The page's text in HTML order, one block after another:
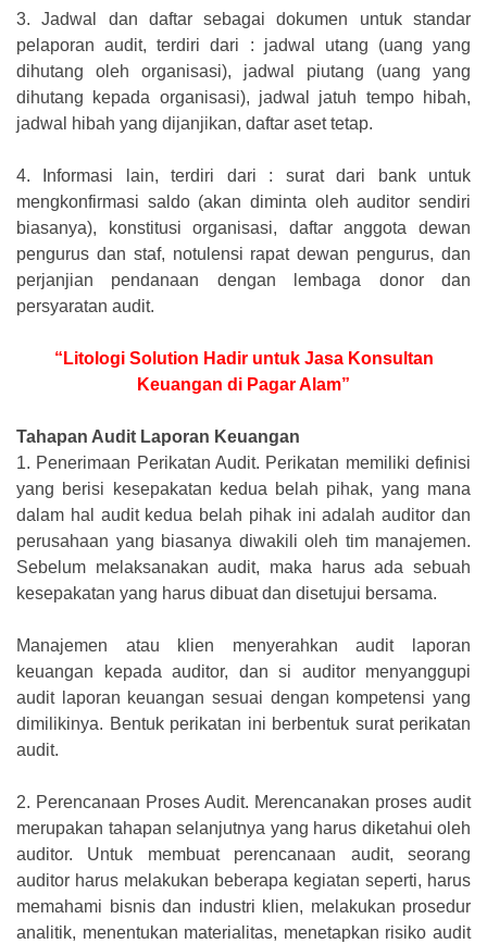
3.
Jadwal dan daftar sebagai dokumen untuk standar
pelaporan audit, terdiri dari : jadwal utang (uang yang
dihutang oleh organisasi), jadwal piutang (uang yang
dihutang kepada organisasi), jadwal jatuh tempo hibah,
jadwal hibah yang dijanjikan, daftar aset tetap.
4.
Informasi lain, terdiri dari : surat dari bank untuk
mengkonfirmasi saldo (akan diminta oleh auditor sendiri
biasanya), konstitusi organisasi, daftar anggota dewan
pengurus dan staf, notulensi rapat dewan pengurus, dan
perjanjian pendanaan dengan lembaga donor dan
persyaratan audit.
“Litologi Solution Hadir untuk Jasa Konsultan
Keuangan di Pagar Alam”
Tahapan Audit Laporan Keuangan
1. Penerimaan Perikatan Audit. Perikatan memiliki definisi
yang berisi kesepakatan kedua belah pihak, yang mana
dalam hal audit kedua belah pihak ini adalah auditor dan
perusahaan yang biasanya diwakili oleh tim manajemen.
Sebelum melaksanakan audit, maka harus ada sebuah
kesepakatan yang harus dibuat dan disetujui bersama.
Manajemen atau klien menyerahkan audit laporan
keuangan kepada auditor, dan si auditor menyanggupi
audit laporan keuangan sesuai dengan kompetensi yang
dimilikinya. Bentuk perikatan ini berbentuk surat perikatan
audit.
2. Perencanaan Proses Audit. Merencanakan proses audit
merupakan tahapan selanjutnya yang harus diketahui oleh
auditor. Untuk membuat perencanaan audit, seorang
auditor harus melakukan beberapa kegiatan seperti, harus
memahami bisnis dan industri klien, melakukan prosedur
analitik, menentukan materialitas, menetapkan risiko audit